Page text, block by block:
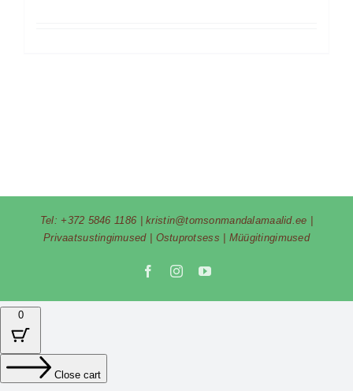
Tel: +372 5846 1186 |kristin@tomsonmandalamaalid.ee
Privaatsustingimused| Ostuprotsess Müügitingimused
FacebookInstagramYouTube
0
Close cart